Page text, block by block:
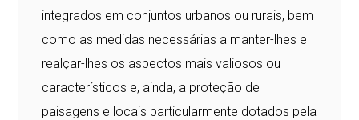
integrados em conjuntos urbanos ou rurais, bem
como as medidas necessárias a manter-lhes e
realçar-lhes os aspectos mais valiosos ou
característicos e, ainda, a proteção de
paisagens e locais particularmente dotados pela